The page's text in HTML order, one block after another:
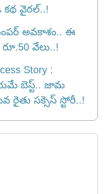
క‌థ వైర‌ల్‌..!
అవకాశం.. ఈ
వేలు..!
Story :
బెస్ట్.. జామ
రైతు స‌క్సెస్ స్టోరీ..!